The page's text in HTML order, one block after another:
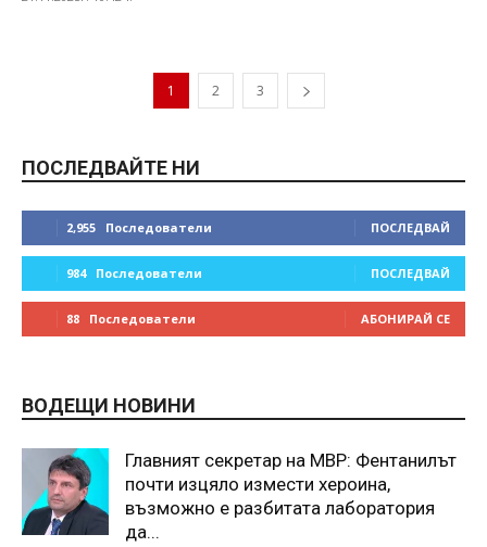
1 2 3
ПОСЛЕДВАЙТЕ НИ
2,955 Последователи ПОСЛЕДВАЙ
984 Последователи ПОСЛЕДВАЙ
88 Последователи АБОНИРАЙ СЕ
ВОДЕЩИ НОВИНИ
Главният секретар на МВР: Фентанилът
почти изцяло измести хероина,
възможно е разбитата лаборатория
да...